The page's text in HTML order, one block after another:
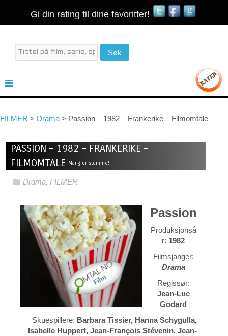
Gi din rating til dine favoritter!
FILMER > Drama > Passion – 1982 – Frankerike – Filmomtale
PASSION – 1982 – FRANKERIKE –
FILMOMTALE
Mangler stemme!
Drama, FILMER
Passion
Produksjonså
r: 1982
Filmsjanger:
Drama
Regissør:
Jean-Luc
Godard
Skuespillere: Barbara Tissier, Hanna Schygulla,
Isabelle Huppert, Jean-François Stévenin, Jean-